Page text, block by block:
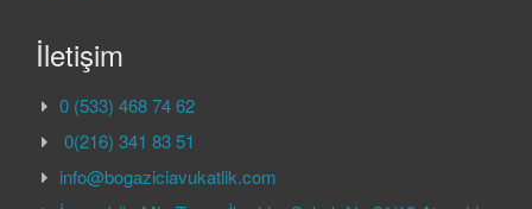
İletişim
0 (533) 468 74 62
0(216) 341 83 51
info@bogaziciavukatlik.com